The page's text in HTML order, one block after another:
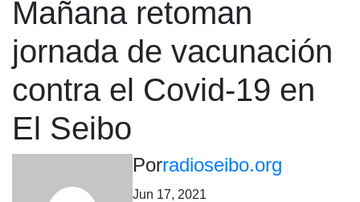
Mañana retoman
jornada de vacunación
contra el Covid-19 en
El Seibo
Porradioseibo.org
Jun 17, 2021